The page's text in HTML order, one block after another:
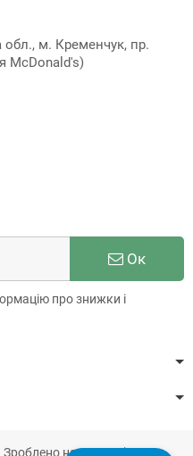
обл., м. Кременчук, пр.
McDonald's)
Ок
про знижки і
Зроблено наPrestaShop